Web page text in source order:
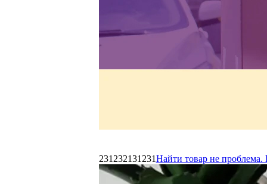
231232131231Найти товар не проблема.